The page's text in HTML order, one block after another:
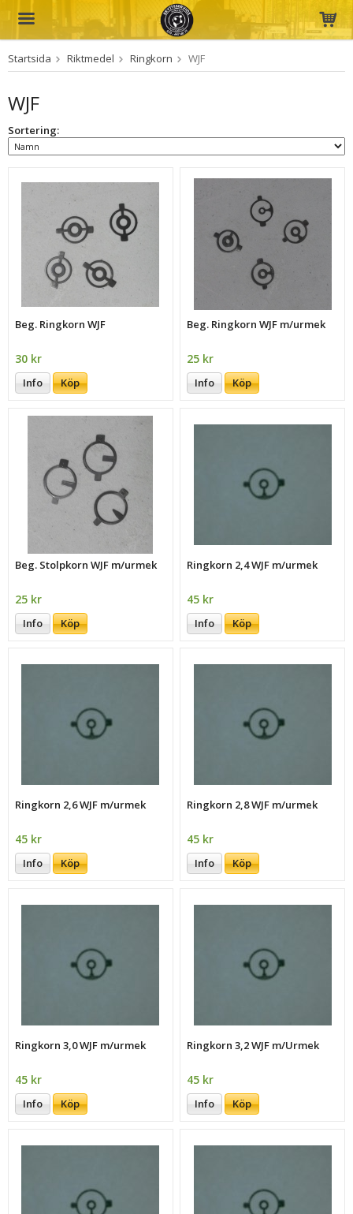
Produkten har blivit tillagd i varukorgen
Startsida Riktmedel Ringkorn WJF
WJF
Sortering:
Beg. Ringkorn WJF
30 kr
Info Köp
Beg. Ringkorn WJF m/urmek
25 kr
Info Köp
Beg. Stolpkorn WJF m/urmek
25 kr
Info Köp
Ringkorn 2,4 WJF m/urmek
45 kr
Info Köp
Ringkorn 2,6 WJF m/urmek
45 kr
Info Köp
Ringkorn 2,8 WJF m/urmek
45 kr
Info Köp
Ringkorn 3,0 WJF m/urmek
45 kr
Info Köp
Ringkorn 3,2 WJF m/Urmek
45 kr
Info Köp